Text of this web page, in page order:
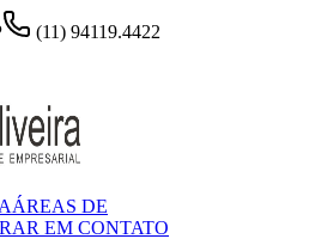
(11) 94119.4422
ÁREAS DE
EM CONTATO